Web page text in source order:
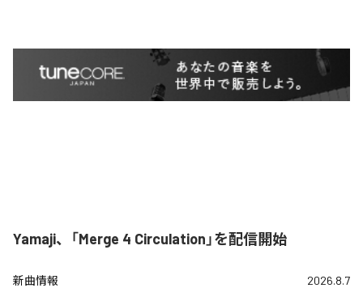
Yamaji、「Merge 4 Circulation」を配信開始
新曲情報 2026.8.7